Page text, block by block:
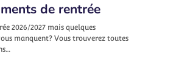
de rentrée
2026/2027 mais quelques
manquent? Vous trouverez toutes